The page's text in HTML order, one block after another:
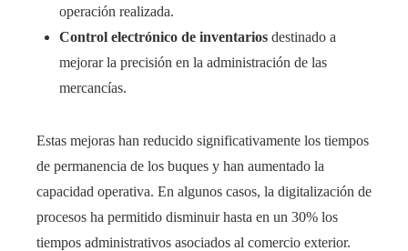
operación realizada.
Control electrónico de inventarios destinado a
mejorar la precisión en la administración de las
mercancías.
Estas mejoras han reducido significativamente los tiempos
de permanencia de los buques y han aumentado la
capacidad operativa. En algunos casos, la digitalización de
procesos ha permitido disminuir hasta en un 30% los
tiempos administrativos asociados al comercio exterior.